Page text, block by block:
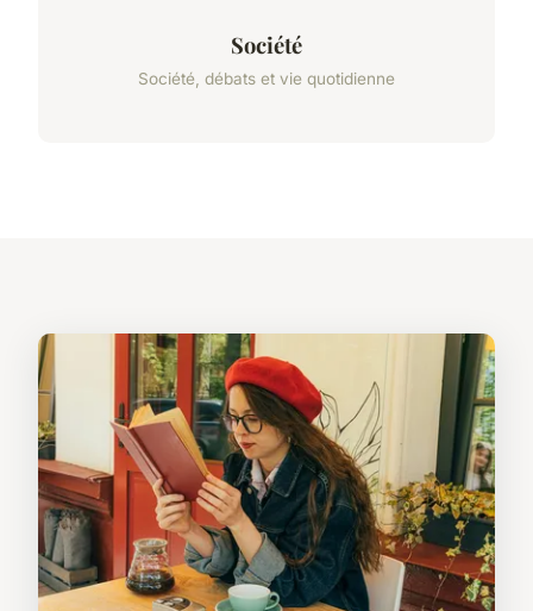
Société
Société, débats et vie quotidienne